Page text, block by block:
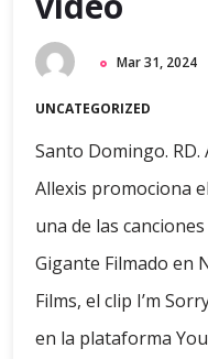
Mar 31, 2024
UNCATEGORIZED
Santo Domingo.
Allexis promociona
una de las
Gigante Filmado en
Films, el clip I’m
en la plataforma